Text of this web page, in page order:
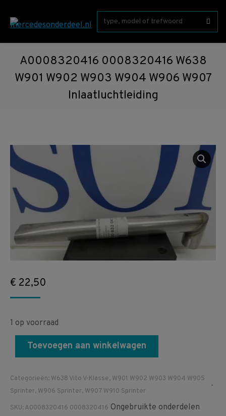
Zoeken:
A0008320416 0008320416 W638
W901 W902 W903 W904 W906 W907
Inlaatluchtleiding
€ 22,50
1 op voorraad
Toevoegen aan winkelwagen
Categorieën: W638 Vito V-Klasse, W901 W902 W903 W904 W905
Sprinter, W906 Sprinter, W907 W910 Sprinter
SKU:A0008320416 0008320416 Ongebruikte onderdelen